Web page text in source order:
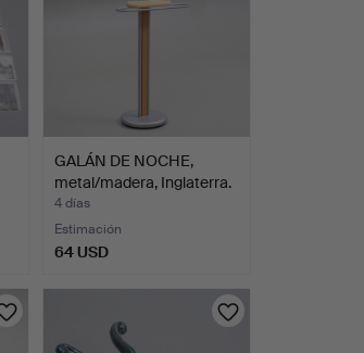
GALÁN DE NOCHE,
metal/madera, Inglaterra.
4 días
Estimación
64 USD